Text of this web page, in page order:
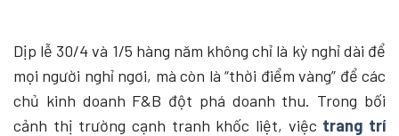
Dịp lễ 30/4 và 1/5 hàng năm không chỉ là kỳ nghỉ dài để
mọi người nghỉ ngơi, mà còn là “thời điểm vàng” để các
chủ kinh doanh F&B đột phá doanh thu. Trong bối
cảnh thị trường cạnh tranh khốc liệt, việc trang trí